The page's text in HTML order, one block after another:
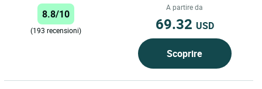
ospitalità per i vostri...
8.8/10
(193 recensioni)
A partire da
69.32 USD
Scoprire